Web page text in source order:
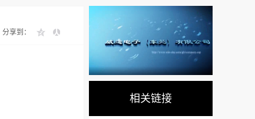
分享到：
相关链接